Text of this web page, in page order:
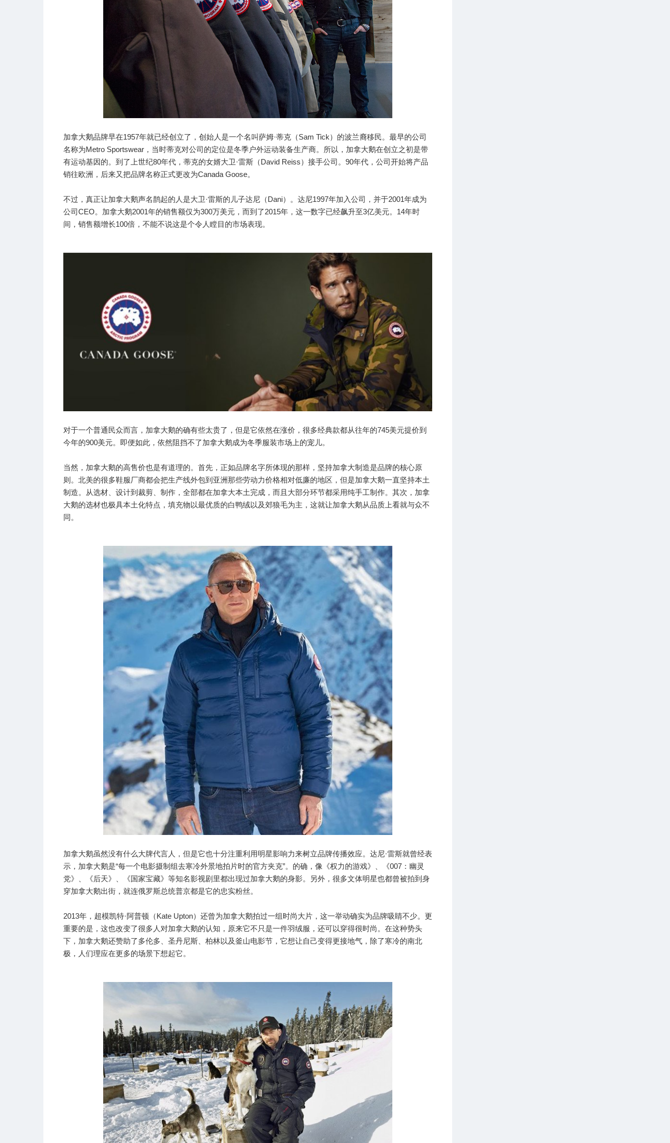
加拿大鹅品牌早在1957年就已经创立了，创始人是一个名叫萨姆·蒂克（Sam Tick）的波兰裔移民。最早的公司
名称为Metro Sportswear，当时蒂克对公司的定位是冬季户外运动装备生产商。所以，加拿大鹅在创立之初是带
有运动基因的。到了上世纪80年代，蒂克的女婿大卫·雷斯（David Reiss）接手公司。90年代，公司开始将产品
销往欧洲，后来又把品牌名称正式更改为Canada Goose。
不过，真正让加拿大鹅声名鹊起的人是大卫·雷斯的儿子达尼（Dani）。达尼1997年加入公司，并于2001年成为
公司CEO。加拿大鹅2001年的销售额仅为300万美元，而到了2015年，这一数字已经飙升至3亿美元。14年时
间，销售额增长100倍，不能不说这是个令人瞠目的市场表现。
对于一个普通民众而言，加拿大鹅的确有些太贵了，但是它依然在涨价，很多经典款都从往年的745美元提价到
今年的900美元。即便如此，依然阻挡不了加拿大鹅成为冬季服装市场上的宠儿。
当然，加拿大鹅的高售价也是有道理的。首先，正如品牌名字所体现的那样，坚持加拿大制造是品牌的核心原
则。北美的很多鞋服厂商都会把生产线外包到亚洲那些劳动力价格相对低廉的地区，但是加拿大鹅一直坚持本土
制造。从选材、设计到裁剪、制作，全部都在加拿大本土完成，而且大部分环节都采用纯手工制作。其次，加拿
大鹅的选材也极具本土化特点，填充物以最优质的白鸭绒以及郊狼毛为主，这就让加拿大鹅从品质上看就与众不
同。
加拿大鹅虽然没有什么大牌代言人，但是它也十分注重利用明星影响力来树立品牌传播效应。达尼·雷斯就曾经表
示，加拿大鹅是“每一个电影摄制组去寒冷外景地拍片时的官方夹克”。的确，像《权力的游戏》、《007：幽灵
党》、《后天》、《国家宝藏》等知名影视剧里都出现过加拿大鹅的身影。另外，很多文体明星也都曾被拍到身
穿加拿大鹅出街，就连俄罗斯总统普京都是它的忠实粉丝。
2013年，超模凯特·阿普顿（Kate Upton）还曾为加拿大鹅拍过一组时尚大片，这一举动确实为品牌吸睛不少。更
重要的是，这也改变了很多人对加拿大鹅的认知，原来它不只是一件羽绒服，还可以穿得很时尚。在这种势头
下，加拿大鹅还赞助了多伦多、圣丹尼斯、柏林以及釜山电影节，它想让自己变得更接地气，除了寒冷的南北
极，人们理应在更多的场景下想起它。